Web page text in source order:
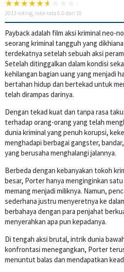
2013 voting, rata-rata 6.0 dari 10
Payback adalah film aksi kriminal neo-
seorang kriminal tangguh yang
terdekatnya setelah sebuah aksi
Setelah ditinggalkan dalam kondisi
kehilangan bagian uang yang menjadi
bertahan hidup dan bertekad untuk
telah dirampas darinya.
Dengan tekad kuat dan tanpa rasa
terhadap orang-orang yang telah
dunia kriminal yang penuh korupsi,
menghadapi berbagai gangster,
yang berusaha menghalangi jalannya.
Berbeda dengan kebanyakan tokoh
besar, Porter hanya menginginkan satu
memang menjadi miliknya. Namun,
sederhana justru menyeretnya ke
berbahaya dengan para penjahat
menyerahkan apa pun kepadanya.
Di tengah aksi brutal, intrik dunia
konfrontasi menegangkan, Porter
menuntut balas dan mendapatkan